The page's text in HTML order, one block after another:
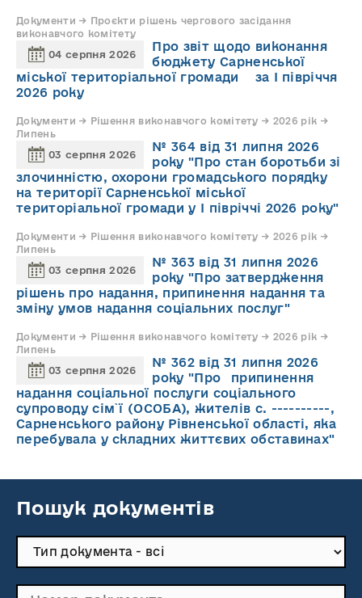
Документи → Проєкти рішень чергового засідання
виконавчого комітету
04 серпня 2026
Про звіт щодо виконання
бюджету Сарненської
міської територіальної громади за І півріччя
2026 року
Документи → Рішення виконавчого комітету → 2026 рік →
Липень
03 серпня 2026
№ 364 від 31 липня 2026
року "Про стан боротьби зі
злочинністю, охорони громадського порядку
на території Сарненської міської
територіальної громади у І півріччі 2026 року"
Документи → Рішення виконавчого комітету → 2026 рік →
Липень
03 серпня 2026
№ 363 від 31 липня 2026
року "Про затвердження
рішень про надання, припинення надання та
зміну умов надання соціальних послуг"
Документи → Рішення виконавчого комітету → 2026 рік →
Липень
03 серпня 2026
№ 362 від 31 липня 2026
року "Про припинення
надання соціальної послуги соціального
супроводу cім`ї (ОСОБА), жителів с. ----------,
Сарненського району Рівненської області, яка
перебувала у складних життєвих обставинах"
Пошук документів